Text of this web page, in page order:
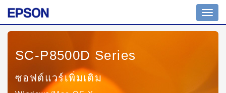
สลับ
ไป
ที่
SC-P8500D Series
ซอฟต์แวร์เพิ่มเติม